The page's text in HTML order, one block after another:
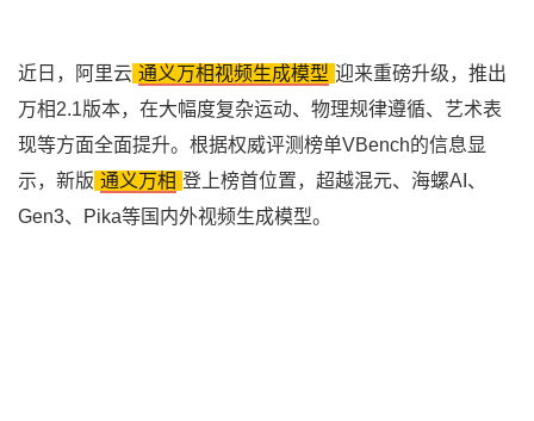
近日，阿里云 通义万相视频生成模型 迎来重磅升级，推出
万相2.1版本，在大幅度复杂运动、物理规律遵循、艺术表
现等方面全面提升。根据权威评测榜单VBench的信息显
示，新版 通义万相 登上榜首位置，超越混元、海螺AI、
Gen3、Pika等国内外视频生成模型。